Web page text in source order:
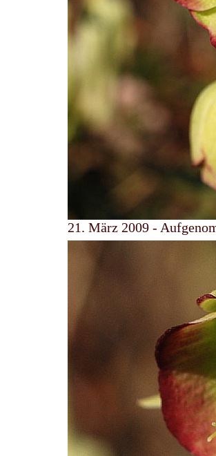
21. März 2009 -